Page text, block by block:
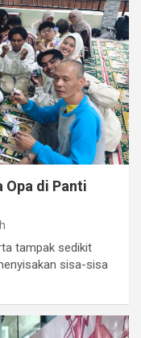
Opa di Panti
tampak sedikit
sisa-sisa